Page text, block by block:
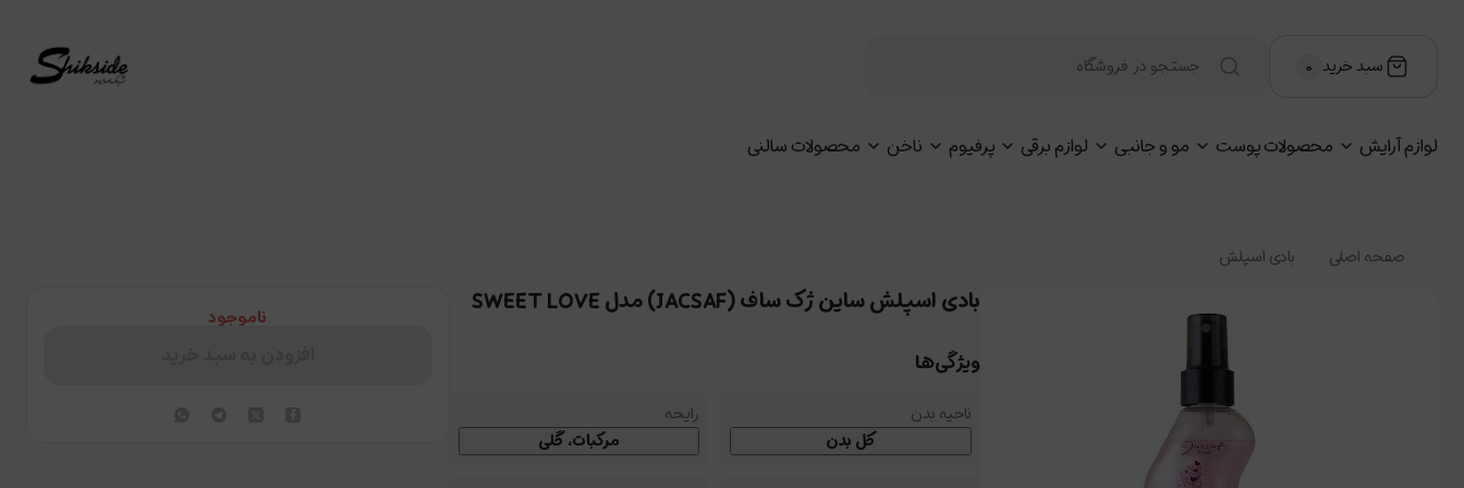
سبد خرید ۰
لوازم آرایش محصولات پوست مو و جانبی لوازم برقی پرفیوم ناخن محصولات سالنی
صفحه اصلی بادی اسپلش
بادی اسپلش ساین ژک ساف (JACSAF) مدل SWEET LOVE
ویژگی‌ها
ناحیه بدن
کل بدن
رایحه
مرکبات، گلی
ناموجود